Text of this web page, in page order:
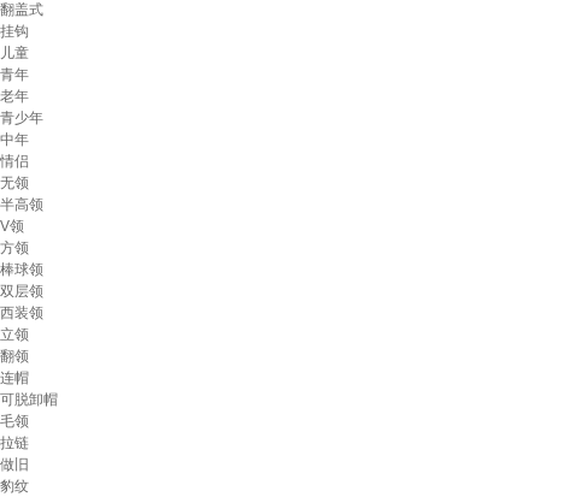
翻盖式
挂钩
儿童
青年
老年
青少年
中年
情侣
无领
半高领
V领
方领
棒球领
双层领
西装领
立领
翻领
连帽
可脱卸帽
毛领
拉链
做旧
豹纹